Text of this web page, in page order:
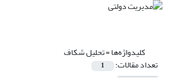
کلیدواژه‌ها =تحلیل شکاف
تعداد مقالات: 1